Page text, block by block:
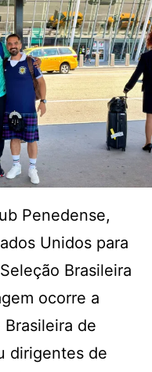
Penedense,
Unidos para
Brasileira
ocorre a
de
dirigentes de